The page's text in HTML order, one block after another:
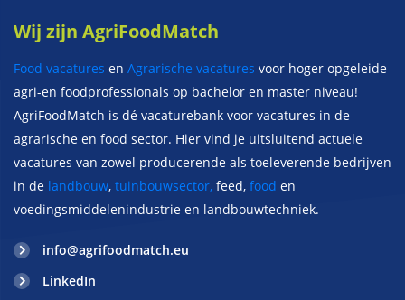
Wij zijn AgriFoodMatch
Food vacatures en Agrarische vacatures voor hoger opgeleide
agri-en foodprofessionals op bachelor en master niveau!
AgriFoodMatch is dé vacaturebank voor vacatures in de
agrarische en food sector. Hier vind je uitsluitend actuele
vacatures van zowel producerende als toeleverende bedrijven
in de landbouw, tuinbouwsector, feed, food en
voedingsmiddelenindustrie en landbouwtechniek.
info@agrifoodmatch.eu
LinkedIn